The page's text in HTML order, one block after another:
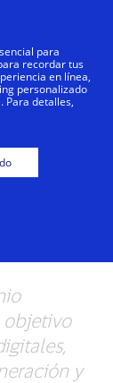
objetivo
y
para
recordar tus
en línea,
personalizado
Para detalles,